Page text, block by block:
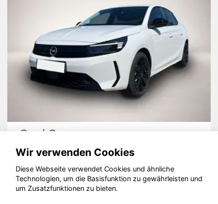
Opel Corsa
© konjunkturmotor.de GmbH 2020 - 2026
Wir verwenden Cookies
Diese Webseite verwendet Cookies und ähnliche
Technologien, um die Basisfunktion zu gewährleisten und
um Zusatzfunktionen zu bieten.